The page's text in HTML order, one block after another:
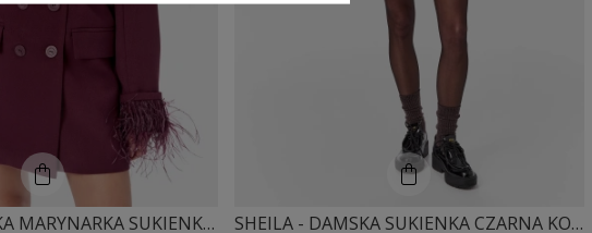
SHEILA - DAMSKA MARYNARKA SUKIENKOWA BORDOWA DWURZĘDOWA Z PIÓRAMI 'DELANE'
SHEILA - DAMSKA SUKIENKA CZARNA KOSZULOWA Z KRAWATEM MINI 'HARLOW'